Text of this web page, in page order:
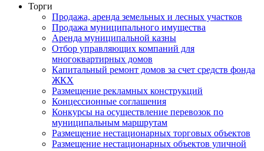
Торги
Продажа, аренда земельных и лесных участков
Продажа муниципального имущества
Аренда муниципальной казны
Отбор управляющих компаний для
многоквартирных домов
Капитальный ремонт домов за счет средств фонда
ЖКХ
Размещение рекламных конструкций
Концессионные соглашения
Конкурсы на осуществление перевозок по
муниципальным маршрутам
Размещение нестационарных торговых объектов
Размещение нестационарных объектов уличной